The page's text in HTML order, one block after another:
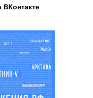
ВКонтакте